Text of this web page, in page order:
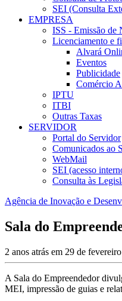
SEI (Consulta
EMPRESA
ISS - Emissão de
Licenciamento e
Alvará
Eventos
Publicidade
Comércio
IPTU
ITBI
Outras Taxas
SERVIDOR
Portal do Servidor
Comunicados ao
WebMail
SEI (acesso
Consulta às
Agência de Inovação e
Sala do
2 anos atrás em 29 de
A Sala do Empreendedor
MEI, impressão de guias e